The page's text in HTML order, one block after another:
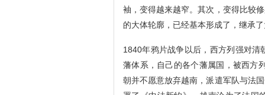
袖，变得越来越窄。其次，变得比较
的大体轮廓，已经基本形成了，继承
1840年鸦片战争以后，西方列强对
藩体系，自己的各个藩属国，被西方
朝并不愿意放弃越南，派遣军队与法